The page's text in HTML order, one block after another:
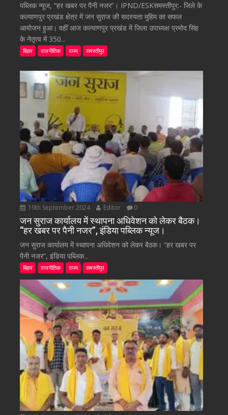
पब्लिक न्यूज, “हर खबर पर पैनी नजर”। IPND/ESKसमस्तीपुर:- जिले के
कल्याणपुर प्रखंड क्षेत्र में जन सुराज की सदस्यता मुहिम का सफल
आयोजन हुआ। वहीं आज कल्याणपुर प्रखंड में जिला उपाध्यक्ष प्रमोद सिंह
के नेतृत्व में 350...
बिहार राजनीतिक राज्य समस्तीपुर
19th September 2024 Editor 0
जन सुराज कार्यालय में स्थापना अधिवेशन को लेकर बैठक।
“हर खबर पर पैनी नजर”, इंडिया पब्लिक न्यूज।
जन सुराज कार्यालय में स्थापना अधिवेशन को लेकर बैठक। “हर खबर पर
पैनी नजर”, इंडिया पब्लिक...
बिहार राजनीतिक राज्य समस्तीपुर